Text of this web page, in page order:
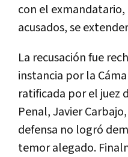
con el
acusados, se
La recusación fue
instancia por la
ratificada por el juez
Penal, Javier
defensa no logró
temor alegado.